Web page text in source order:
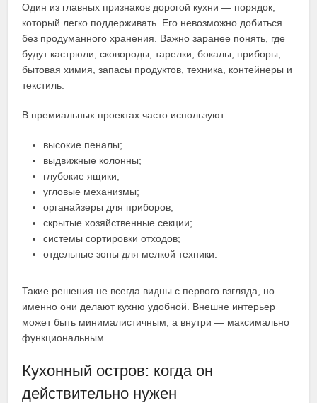
Один из главных признаков дорогой кухни — порядок,
который легко поддерживать. Его невозможно добиться
без продуманного хранения. Важно заранее понять, где
будут кастрюли, сковороды, тарелки, бокалы, приборы,
бытовая химия, запасы продуктов, техника, контейнеры и
текстиль.
В премиальных проектах часто используют:
высокие пеналы;
выдвижные колонны;
глубокие ящики;
угловые механизмы;
органайзеры для приборов;
скрытые хозяйственные секции;
системы сортировки отходов;
отдельные зоны для мелкой техники.
Такие решения не всегда видны с первого взгляда, но
именно они делают кухню удобной. Внешне интерьер
может быть минималистичным, а внутри — максимально
функциональным.
Кухонный остров: когда он
действительно нужен